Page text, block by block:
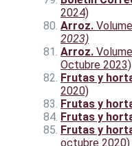
2024)
Arroz.
2023)
Arroz.
Octubre 2023)
Frutas y
2020)
Frutas y
Frutas y
Frutas y
octubre 2020)